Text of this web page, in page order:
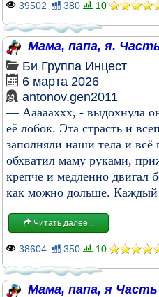
39502 380 10
Мама, папа, я.
Би Группа Инцест
6 марта 2026
antonov.gen2011
— Аааааххх, - выдохнула
её лобок. Эта страсть и
заполняли наши тела и всё
обхватил маму руками,
крепче и медленно двигал
как можно дольше. Каждый
Читать далее...
38604 350 10
Мама, папа, я Часть